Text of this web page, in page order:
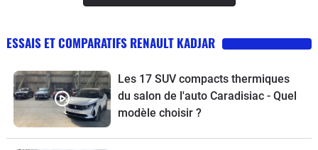
ESSAIS ET COMPARATIFS RENAULT KADJAR
Les 17 SUV compacts thermiques
du salon de l'auto Caradisiac - Quel
modèle choisir ?